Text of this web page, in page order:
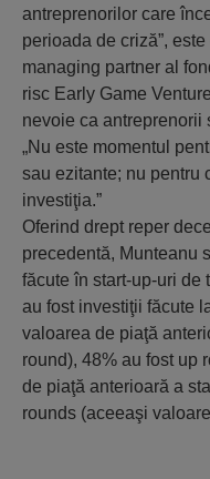
antreprenorilor care
perioada de criză”,
managing partner al
risc Early Game
nevoie ca antreprenorii
„Nu este momentul
sau ezitante; nu pentru
investiţia.”
Oferind drept reper
precedentă, Munteanu
făcute în start-up-uri
au fost investiţii făcute
valoarea de piaţă
round), 48% au fost up
de piaţă anterioară a
rounds (aceeaşi